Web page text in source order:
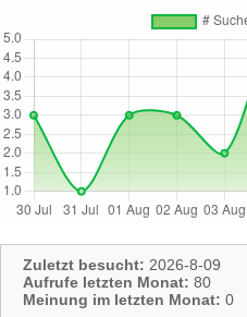
Zuletzt besucht: 2026-8-09
Aufrufe letzten Monat: 80
Meinung im letzten Monat: 0